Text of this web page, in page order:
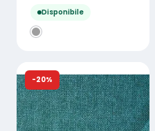
Disponibile
-20%